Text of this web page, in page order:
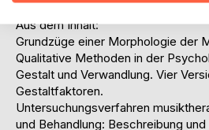
Aus dem Inhalt:
Grundzüge einer Morphologie der
Qualitative Methoden in der
Gestalt und Verwandlung. Vier
Gestaltfaktoren.
Untersuchungsverfahren
und Behandlung: Beschreibung